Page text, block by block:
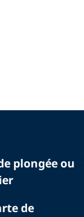
plongée ou
de